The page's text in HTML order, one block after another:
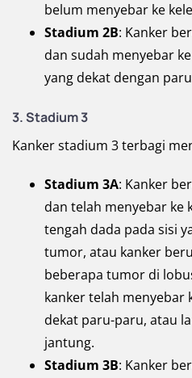
belum menyebar ke
Stadium 2B: Kanker
dan sudah menyebar
yang dekat dengan
3. Stadium 3
Kanker stadium 3 terbagi
Stadium 3A: Kanker
dan telah menyebar ke
tengah dada pada sisi
tumor, atau kanker
beberapa tumor di
kanker telah menyebar
dekat paru-paru, atau
jantung.
Stadium 3B: Kanker